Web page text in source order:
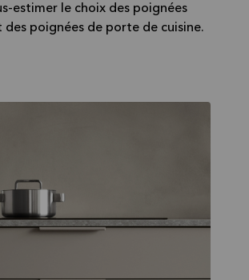
estimer le choix des poignées
poignées de porte de cuisine.